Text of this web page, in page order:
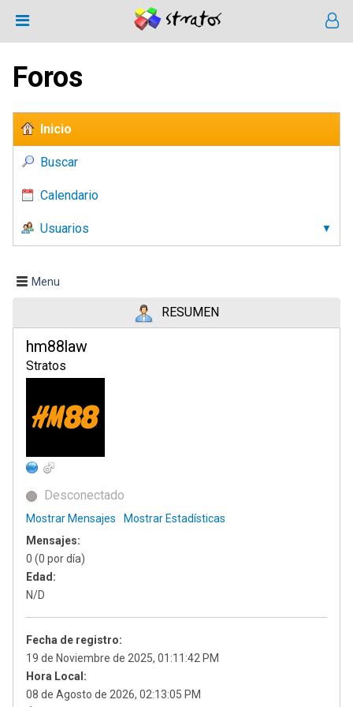
Foros
Inicio
Buscar
Calendario
Usuarios
Menu
RESUMEN
hm88law
Stratos
Desconectado
Mostrar Mensajes
Mostrar Estadísticas
Mensajes:
0 (0 por día)
Edad:
N/D
Fecha de registro:
19 de Noviembre de 2025, 01:11:42 PM
Hora Local:
08 de Agosto de 2026, 02:13:05 PM